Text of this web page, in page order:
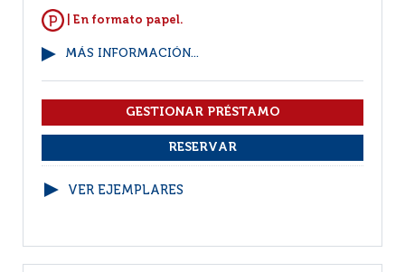
| En formato papel.
MÁS INFORMACIÓN...
VER EJEMPLARES